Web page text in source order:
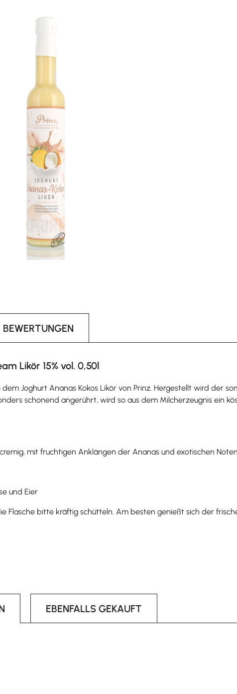
BEWERTUNGEN
Likör 15% vol. 0,50l
Joghurt Ananas Kokos Likör von Prinz. Hergestellt wird der
schonend angerührt, wird so aus dem Milcherzeugnis ein
mit fruchtigen Anklängen der Ananas und exotischen
und Eier
Flasche bitte kräftig schütteln. Am besten genießt sich der
EBENFALLS GEKAUFT